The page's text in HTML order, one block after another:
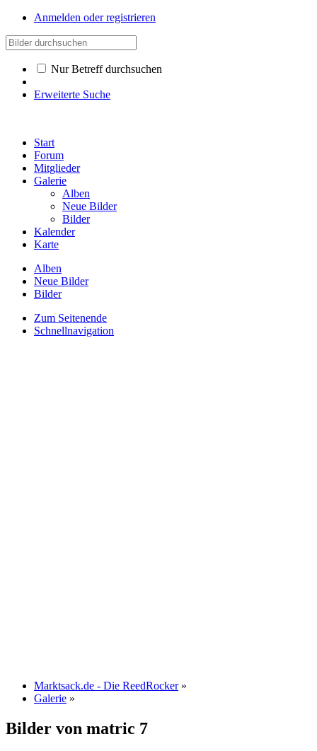
Anmelden oder registrieren
Nur Betreff durchsuchen
Erweiterte Suche
Start
Forum
Mitglieder
Galerie
Alben
Neue Bilder
Bilder
Kalender
Karte
Alben
Neue Bilder
Bilder
Zum Seitenende
Schnellnavigation
Marktsack.de - Die ReedRocker »
Galerie »
Bilder von matric 7